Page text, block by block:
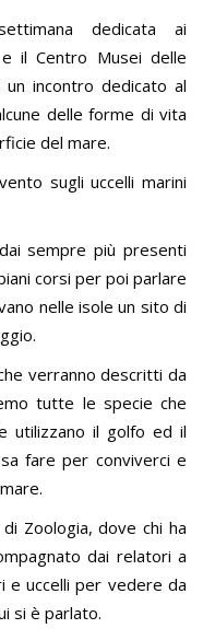
dedicata ai
e il Centro Musei delle
un incontro dedicato al
delle forme di vita
del mare.
sugli uccelli marini
sempre più presenti
corsi per poi parlare
nelle isole un sito di
verranno descritti da
tutte le specie che
utilizzano il golfo ed il
fare per conviverci e
Zoologia, dove chi ha
dai relatori a
e uccelli per vedere da
si è parlato.